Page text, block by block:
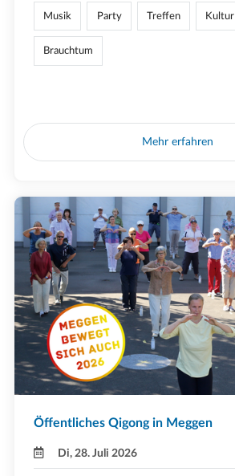
Musik Party Treffen Kultur
Brauchtum
Mehr erfahren
Öffentliches Qigong in Meggen
Di, 28. Juli 2026